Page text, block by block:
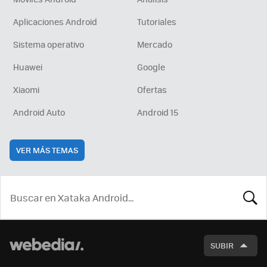
Aplicaciones Android
Tutoriales
Sistema operativo
Mercado
Huawei
Google
Xiaomi
Ofertas
Android Auto
Android 15
VER MÁS TEMAS
SUBIR